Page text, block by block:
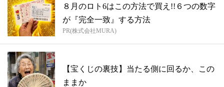
８月のロト6はこの方法で買え!!６つの数字
が『完全一致』する方法
PR(株式会社MURA)
【宝くじの裏技】当たる側に回るか、この
ままか